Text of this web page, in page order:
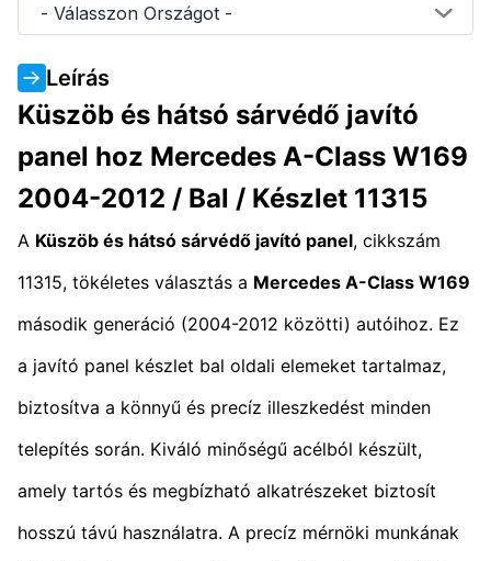
- Válasszon Országot -
Leírás
Küszöb és hátsó sárvédő javító
panel hoz Mercedes A-Class W169
2004-2012 / Bal / Készlet 11315
A Küszöb és hátsó sárvédő javító panel, cikkszám
11315, tökéletes választás a Mercedes A-Class W169
második generáció (2004-2012 közötti) autóihoz. Ez
a javító panel készlet bal oldali elemeket tartalmaz,
biztosítva a könnyű és precíz illeszkedést minden
telepítés során. Kiváló minőségű acélból készült,
amely tartós és megbízható alkatrészeket biztosít
hosszú távú használatra. A precíz mérnöki munkának